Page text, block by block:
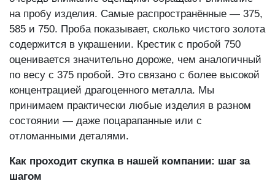
очередь внимание оценщики обращают внимание
на пробу изделия. Самые распространённые — 375,
585 и 750. Проба показывает, сколько чистого золота
содержится в украшении. Крестик с пробой 750
оценивается значительно дороже, чем аналогичный
по весу с 375 пробой. Это связано с более высокой
концентрацией драгоценного металла. Мы
принимаем практически любые изделия в разном
состоянии — даже поцарапанные или с
Как проходит скупка в нашей компании: шаг за